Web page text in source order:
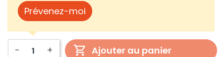
Prévenez-moi
- + Ajouter au panier